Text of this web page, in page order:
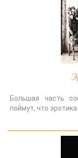
Большая часть
поймут, что